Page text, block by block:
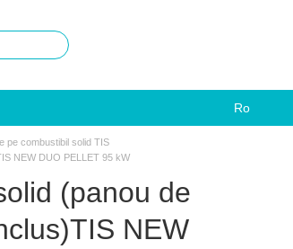
Ro
pe combustibil solid TIS
NEW DUO PELLET 95 kW
(panou de
NEW